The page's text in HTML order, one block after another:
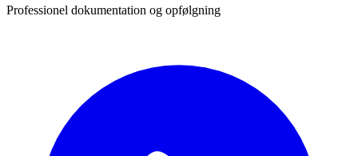
Professionel dokumentation og opfølgning